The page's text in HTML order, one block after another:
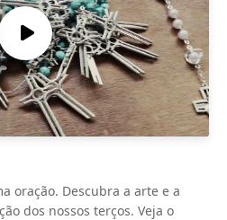
oração. Descubra a arte e a
dos nossos terços. Veja o